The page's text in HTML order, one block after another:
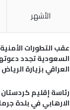
الأشهر
عقب التطورات
السعودية تجدد
العراقي بزيارة الرياض
رئاسة إقليم كردستان
الارهابي في بلدة